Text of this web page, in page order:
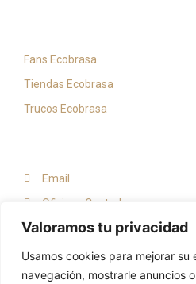
Valoramos tu privacidad
Usamos cookies para mejorar su
navegación, mostrarle anuncios
Fans Ecobrasa
Tiendas Ecobrasa
Trucos Ecobrasa
Email
Oficinas Centrales
Consultas y pedidos Web